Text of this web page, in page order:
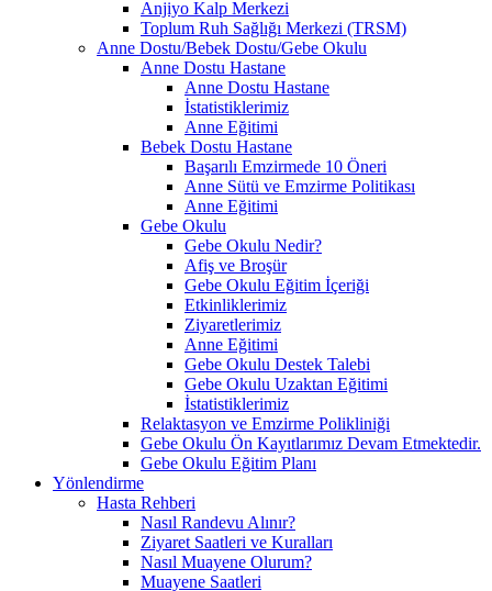
Anjiyo Kalp Merkezi
Toplum Ruh Sağlığı Merkezi (TRSM)
Anne Dostu/Bebek Dostu/Gebe Okulu
Anne Dostu Hastane
Anne Dostu Hastane
İstatistiklerimiz
Anne Eğitimi
Bebek Dostu Hastane
Başarılı Emzirmede 10 Öneri
Anne Sütü ve Emzirme Politikası
Anne Eğitimi
Gebe Okulu
Gebe Okulu Nedir?
Afiş ve Broşür
Gebe Okulu Eğitim İçeriği
Etkinliklerimiz
Ziyaretlerimiz
Anne Eğitimi
Gebe Okulu Destek Talebi
Gebe Okulu Uzaktan Eğitimi
İstatistiklerimiz
Relaktasyon ve Emzirme Polikliniği
Gebe Okulu Ön Kayıtlarımız Devam Etmektedir.
Gebe Okulu Eğitim Planı
Yönlendirme
Hasta Rehberi
Nasıl Randevu Alınır?
Ziyaret Saatleri ve Kuralları
Nasıl Muayene Olurum?
Muayene Saatleri